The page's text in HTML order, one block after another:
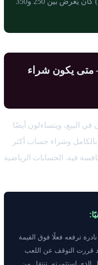
متى يكون شراء
البيع، ويتساءلون أيضًا
وشراء حساب أكثر
فيه. الحسابات الرياضية
ترفعه فعلًا فوق القيمة
قررت التوقف عن اللعب